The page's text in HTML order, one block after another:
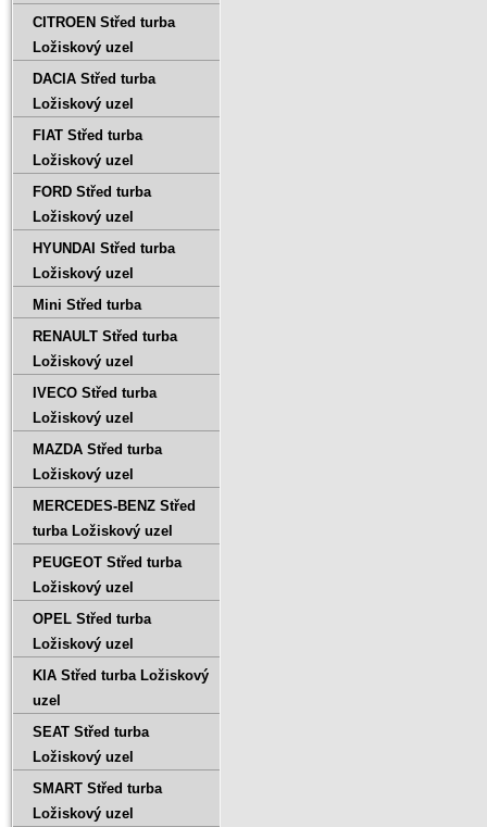
CITROEN Střed turba
Ložiskový uzel
DACIA Střed turba
Ložiskový uzel
FIAT Střed turba
Ložiskový uzel
FORD Střed turba
Ložiskový uzel
HYUNDAI Střed turba
Ložiskový uzel
Mini Střed turba
RENAULT Střed turba
Ložiskový uzel
IVECO Střed turba
Ložiskový uzel
MAZDA Střed turba
Ložiskový uzel
MERCEDES-BENZ Střed
turba Ložiskový uzel
PEUGEOT Střed turba
Ložiskový uzel
OPEL Střed turba
Ložiskový uzel
KIA Střed turba Ložiskový
uzel
SEAT Střed turba
Ložiskový uzel
SMART Střed turba
Ložiskový uzel